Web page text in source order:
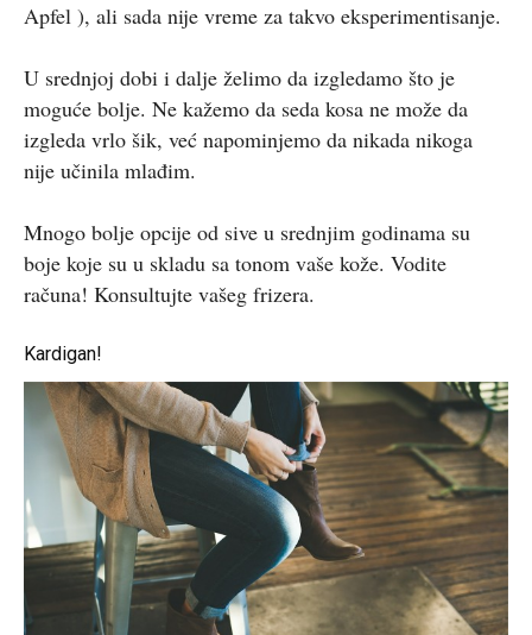
Apfel ), ali sada nije vreme za takvo eksperimentisanje.
U srednjoj dobi i dalje želimo da izgledamo što je
moguće bolje. Ne kažemo da seda kosa ne može da
izgleda vrlo šik, već napominjemo da nikada nikoga
nije učinila mlađim.
Mnogo bolje opcije od sive u srednjim godinama su
boje koje su u skladu sa tonom vaše kože. Vodite
računa! Konsultujte vašeg frizera.
Kardigan!